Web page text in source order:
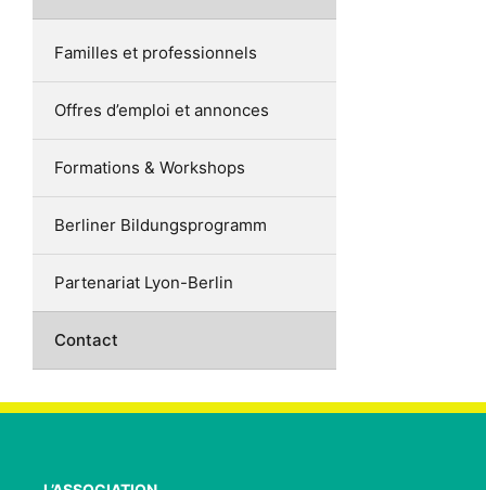
Familles et professionnels
Offres d’emploi et annonces
Formations & Workshops
Berliner Bildungsprogramm
Partenariat Lyon-Berlin
Contact